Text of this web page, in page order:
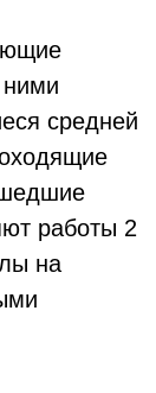
ними
средней
работы 2
на